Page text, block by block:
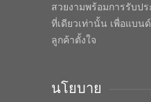
สวยงามพร้อมการรับป
ที่เดียวเท่านั้น เพื่อแบน
ลูกค้าตั้งใจ
นโยบาย